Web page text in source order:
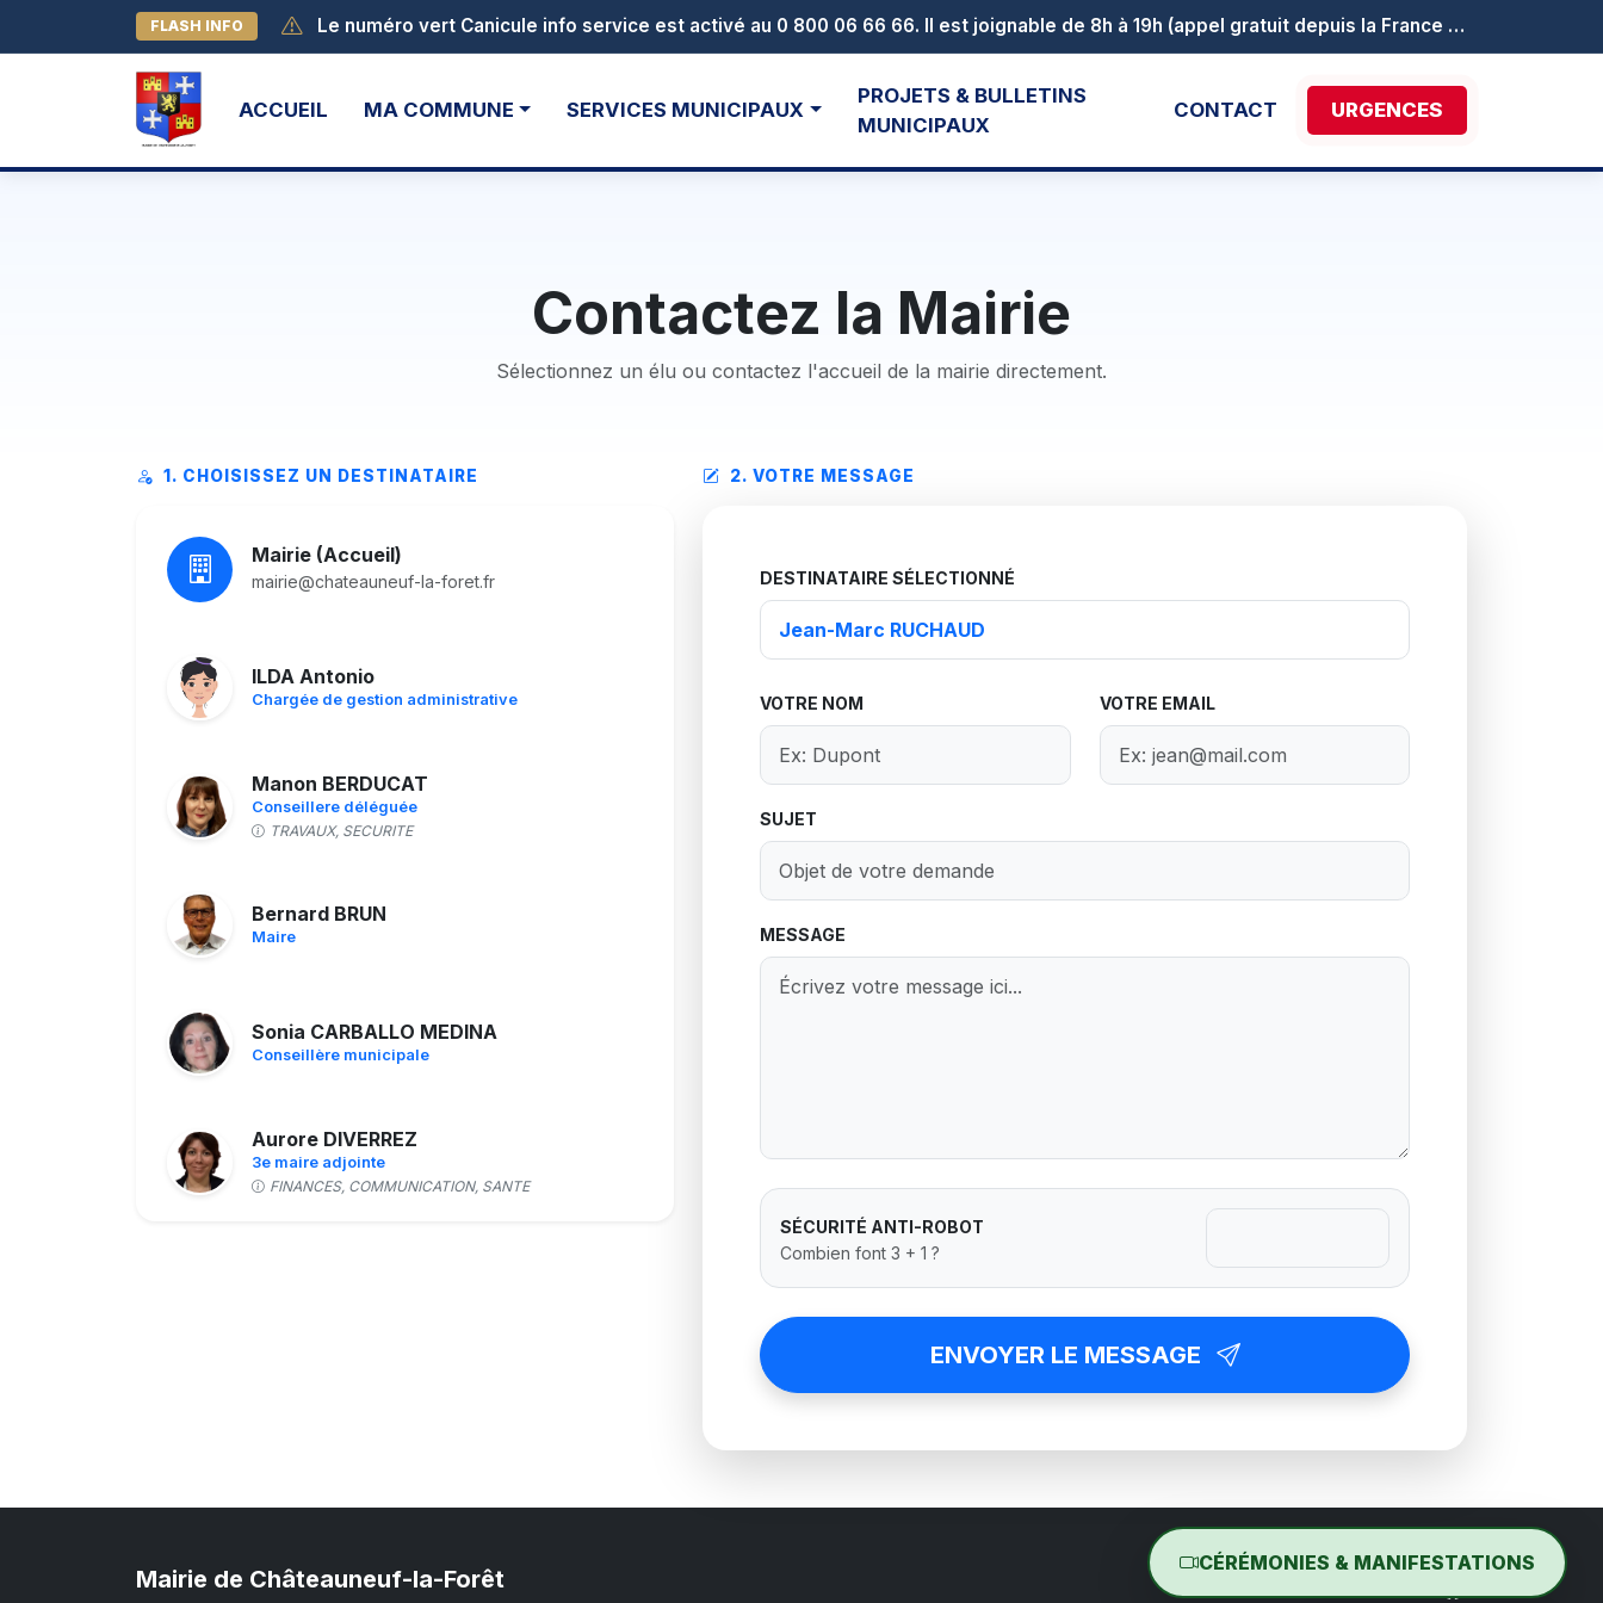
CÉRÉMONIES & MANIFESTATIONS
FLASH INFO Le numéro vert Canicule info service est activé au 0 800 06 66 66. Il est joignable de 8h à 19h (appel gratuit depuis la France métropolitaine).
Début des activités au lac - samedi 04 juillet à 13h30
ACCUEIL MA COMMUNE SERVICES MUNICIPAUX
PROJETS & BULLETINS
MUNICIPAUX
CONTACT URGENCES
Contactez la Mairie
Sélectionnez un élu ou contactez l'accueil de la mairie directement.
1. CHOISISSEZ UN DESTINATAIRE
Mairie (Accueil)
mairie@chateauneuf-la-foret.fr
ILDA Antonio
Chargée de gestion administrative
Manon BERDUCAT
Conseillere déléguée
TRAVAUX, SECURITE
Bernard BRUN
Maire
Sonia CARBALLO MEDINA
Conseillère municipale
Aurore DIVERREZ
3e maire adjointe
FINANCES, COMMUNICATION, SANTE
2. VOTRE MESSAGE
DESTINATAIRE SÉLECTIONNÉ
VOTRE NOM VOTRE EMAIL
SUJET
MESSAGE
SÉCURITÉ ANTI-ROBOT
Combien font 3 + 1 ?
ENVOYER LE MESSAGE
Mairie de Châteauneuf-la-Forêt